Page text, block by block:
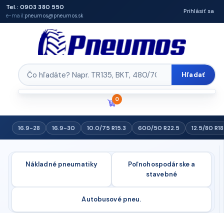
Tel.: 0903 380 550
e-mail:pneumos@pneumos.sk
Prihlásiť sa
Hľadať
0
16.9-28 16.9-30 10.0/75 R15.3 600/50 R22.5 12.5/80 R18
Nákladné pneumatiky
Poľnohospodárske a
stavebné
Autobusové pneu.